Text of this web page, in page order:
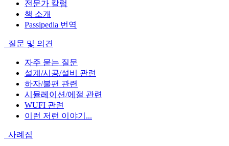
전문가 칼럼
책 소개
Passipedia 번역
질문 및 의견
자주 묻는 질문
설계/시공/설비 관련
하자/불편 관련
시뮬레이션/에절 관련
WUFI 관련
이런 저런 이야기...
사례집